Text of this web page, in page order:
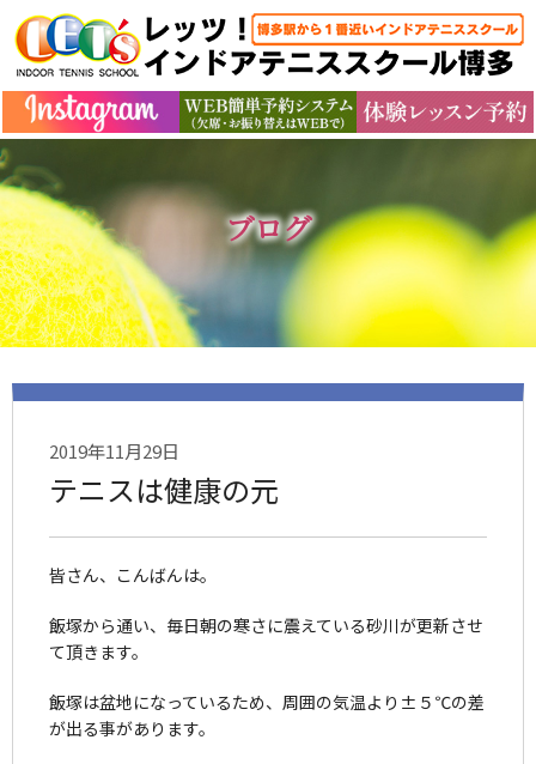
ブログ
2019年11月29日
テニスは健康の元
皆さん、こんばんは。
飯塚から通い、毎日朝の寒さに震えている砂川が更新させ
て頂きます。
飯塚は盆地になっているため、周囲の気温より±５℃の差
が出る事があります。